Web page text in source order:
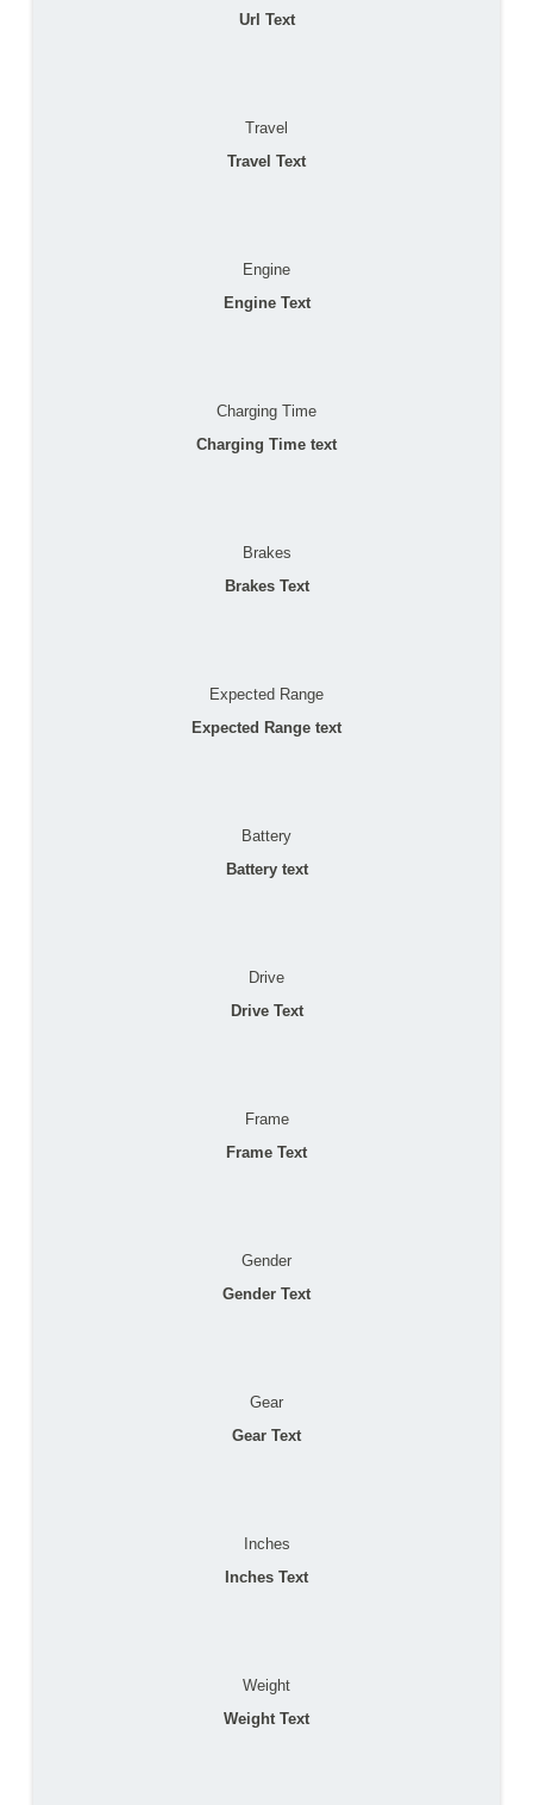
Url Text
Travel
Travel Text
Engine
Engine Text
Charging Time
Charging Time text
Brakes
Brakes Text
Expected Range
Expected Range text
Battery
Battery text
Drive
Drive Text
Frame
Frame Text
Gender
Gender Text
Gear
Gear Text
Inches
Inches Text
Weight
Weight Text